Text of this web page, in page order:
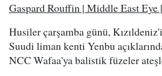
Gaspard Rouffin | Middle East Eye
Husiler çarşamba günü,
Suudi liman kenti Yenbu
NCC Wafaa'ya balistik füzeler